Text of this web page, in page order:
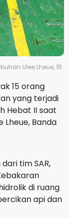
Ulee Lheue, 15
15 orang
yang terjadi
Hebat II saat
Lheue, Banda
tim SAR,
di ruang
api dan